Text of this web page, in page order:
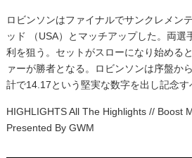
ロビンソンはファイナルでサンクレメン
ッド （USA）とマッチアップした。両選
利を狙う。セットがスローになり始める
ァーが勝者となる。ロビンソンは序盤か
計で14.17という堅実な数字を出し記念す
HIGHLIGHTS All The Highlights // Boost
Presented By GWM